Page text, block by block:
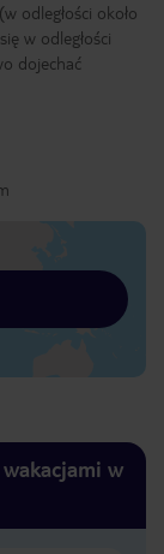
odległości około
w odległości
dojechać
w